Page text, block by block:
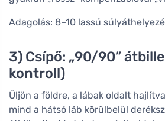
Adagolás: 8–10 lassú
3) Csípő: „90/90”
kontroll)
Üljön a földre, a lábak oldalt
mind a hátsó láb körülbelül